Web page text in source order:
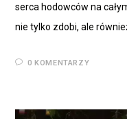
serca hodowców na
nie tylko zdobi, ale
0 KOMENTARZY